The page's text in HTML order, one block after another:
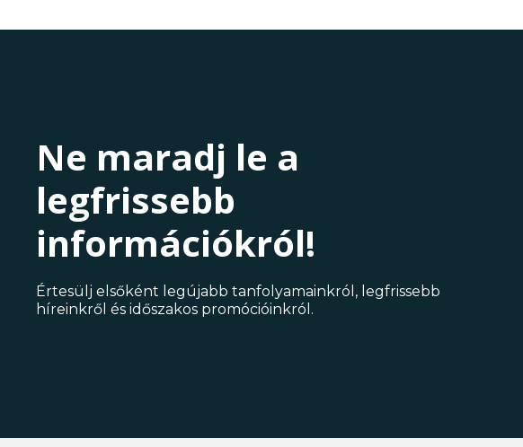
Ne maradj le a
legfrissebb
információkról!
Értesülj elsőként legújabb tanfolyamainkról, legfrissebb
híreinkről és időszakos promócióinkról.